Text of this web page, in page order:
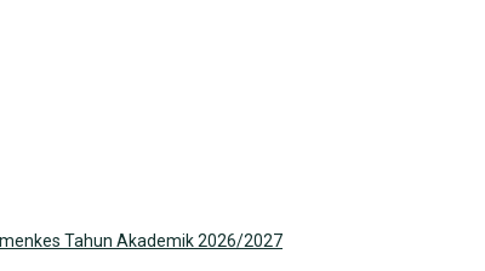
Tahun Akademik 2026/2027